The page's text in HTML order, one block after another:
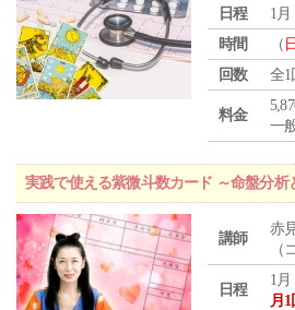
日程
1月
時間
（ 日
回数
全1
料金
一
実践で使える紫微斗数カード ～命盤分
講師
赤
（
日程
1月
月1